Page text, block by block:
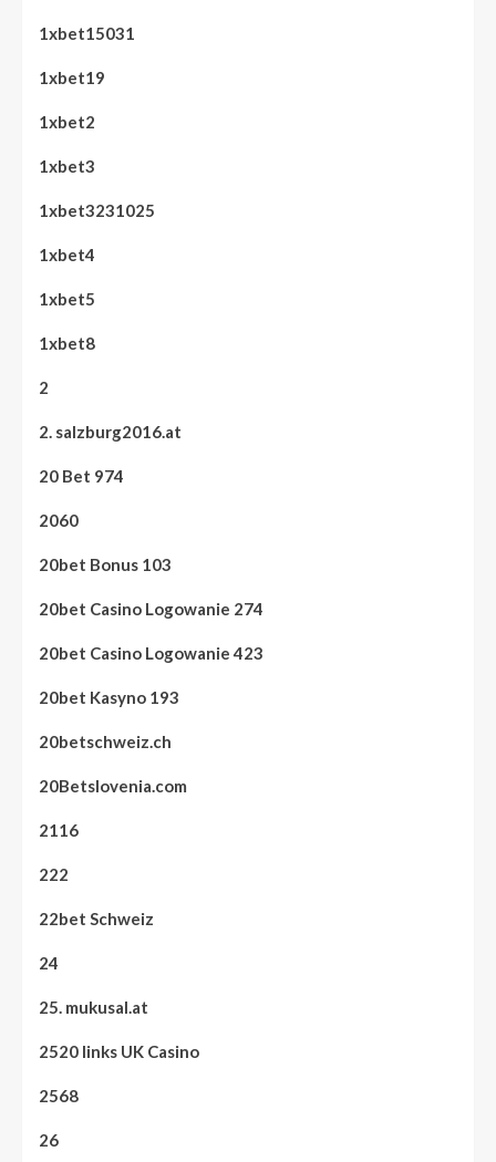
1xbet15031
1xbet19
1xbet2
1xbet3
1xbet3231025
1xbet4
1xbet5
1xbet8
2
2. salzburg2016.at
20 Bet 974
2060
20bet Bonus 103
20bet Casino Logowanie 274
20bet Casino Logowanie 423
20bet Kasyno 193
20betschweiz.ch
20Betslovenia.com
2116
222
22bet Schweiz
24
25. mukusal.at
2520 links UK Casino
2568
26